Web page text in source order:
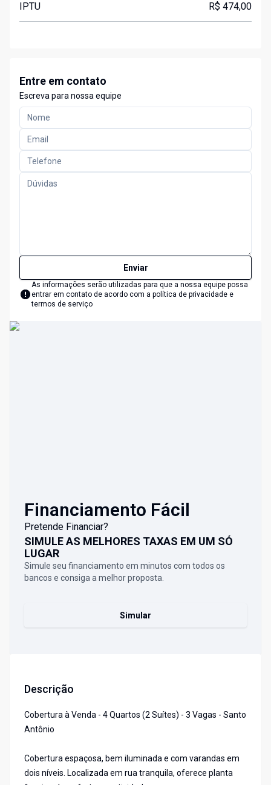
IPTU R$ 474,00
Entre em contato
Escreva para nossa equipe
Enviar
As informações serão utilizadas para que a nossa equipe possa
entrar em contato de acordo com a política de privacidade e
termos de serviço
Financiamento Fácil
Pretende Financiar?
SIMULE AS MELHORES TAXAS EM UM SÓ
LUGAR
Simule seu financiamento em minutos com todos os
bancos e consiga a melhor proposta.
Simular
Descrição
Cobertura à Venda - 4 Quartos (2 Suítes) - 3 Vagas - Santo
Antônio
Cobertura espaçosa, bem iluminada e com varandas em
dois níveis. Localizada em rua tranquila, oferece planta